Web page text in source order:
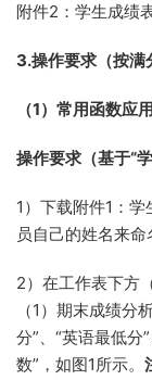
附件2：学生成绩
3.操作要求（按满
（1）常用函数应用
操作要求（基于“
1）下载附件1：
员自己的姓名来命
2）在工作表下方
（1）期末成绩分
分”、“英语最低分
数”， 如图1所示。